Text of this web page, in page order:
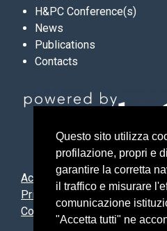
Questo sito utilizza
profilazione, propri e
garantire la corretta
il traffico e misurare
comunicazione
"Accetta tutti" ne
H&PC Conference(s)
News
Publications
Contacts
Accessibilità
Privacy and cookies
Cookie settings